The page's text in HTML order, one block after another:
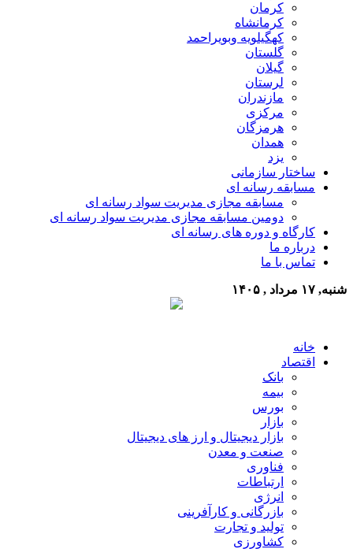
کرمان
کرمانشاه
کهگیلویه وبویراحمد
گلستان
گیلان
لرستان
مازندران
مرکزی
هرمزگان
همدان
یزد
ساختار سازمانی
مسابقه رسانه ای
مسابقه مجازی مدیریت سواد رسانه ای
دومین مسابقه مجازی مدیریت سواد رسانه ای
کارگاه و دوره های رسانه ای
درباره ما
تماس با ما
شنبه, ۱۷ مرداد , ۱۴۰۵
خانه
اقتصاد
بانک
بیمه
بورس
بازار
بازار دیجیتال و ارز های دیجیتال
صنعت و معدن
فناوری
ارتباطات
انرژی
بازرگانی و کارآفرینی
تولید و تجارت
کشاورزی